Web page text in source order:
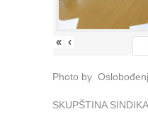
« ‹
Photo by
SKUPŠTINA